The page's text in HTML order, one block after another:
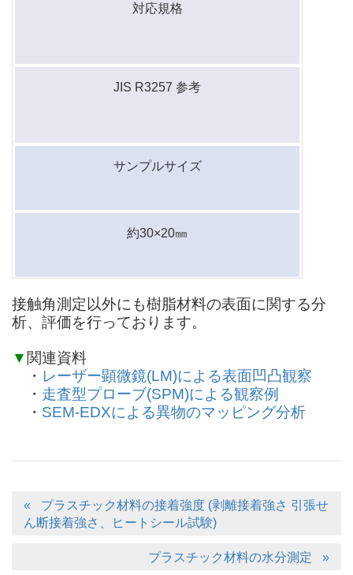
対応規格
JIS R3257 参考
サンプルサイズ
約30×20㎜
接触角測定以外にも樹脂材料の表面に関する分
析、評価を行っております。
▼ 関連資料
・ レーザー顕微鏡(LM)による表面凹凸観察
・ 走査型プローブ(SPM)による観察例
・ SEM-EDXによる異物のマッピング分析
プラスチック材料の接着強度 (剥離接着強さ 引張せ
ん断接着強さ、ヒートシール試験)
プラスチック材料の水分測定